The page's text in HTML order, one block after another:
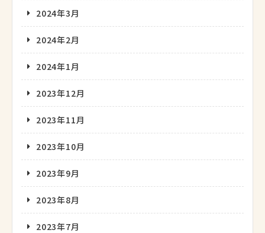
2024年3月
2024年2月
2024年1月
2023年12月
2023年11月
2023年10月
2023年9月
2023年8月
2023年7月